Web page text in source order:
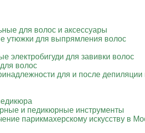
для волос и аксессуары
утюжки для выпрямления волос
электробигуди для завивки волос
волос
для и после
и педикюрные инструменты
парикмахерскому искусству в